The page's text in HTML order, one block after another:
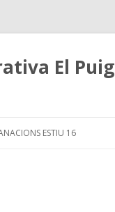
El Puig
ESTIU 16